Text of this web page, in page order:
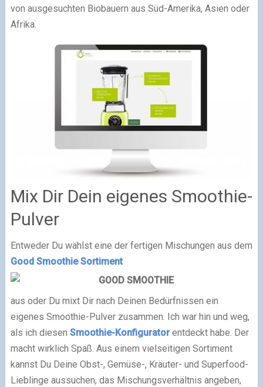
von ausgesuchten Biobauern aus Süd-Amerika, Asien oder
Afrika.
Mix Dir Dein eigenes Smoothie-
Pulver
Entweder Du wählst eine der fertigen Mischungen aus dem
Good Smoothie Sortiment
aus oder Du mixt Dir nach Deinen Bedürfnissen ein
eigenes Smoothie-Pulver zusammen. Ich war hin und weg,
als ich diesen Smoothie-Konfigurator entdeckt habe. Der
macht wirklich Spaß. Aus einem vielseitigen Sortiment
kannst Du Deine Obst-, Gemüse-, Kräuter- und Superfood-
Lieblinge aussuchen, das Mischungsverhältnis angeben,